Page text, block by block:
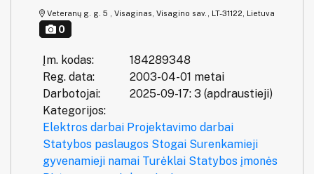
Veteranų g. g. 5 , Visaginas, Visagino sav., LT-31122, Lietuva
0
Įm. kodas:
184289348
Reg. data:
2003-04-01 metai
Darbotojai:
2025-09-17: 3 (apdraustieji)
Kategorijos:
Elektros darbai Projektavimo darbai
Statybos paslaugos Stogai Surenkamieji
gyvenamieji namai Turėklai Statybos įmonės